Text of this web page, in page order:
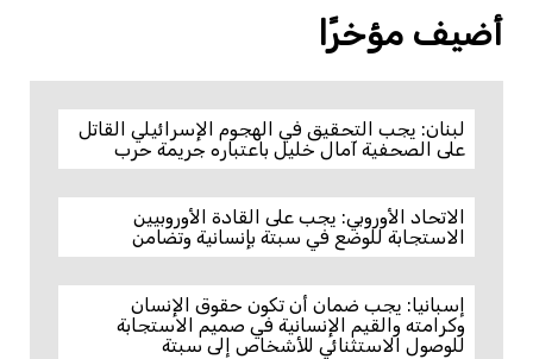
أضيف مؤخرًا
لبنان: يجب التحقيق في الهجوم الإسرائيلي القاتل
على الصحفية آمال خليل باعتباره جريمة حرب
الاتحاد الأوروبي: يجب على القادة الأوروبيين
الاستجابة للوضع في سبتة بإنسانية وتضامن
إسبانيا: يجب ضمان أن تكون حقوق الإنسان
وكرامته والقيم الإنسانية في صميم الاستجابة
للوصول الاستثنائي للأشخاص إلى سبتة